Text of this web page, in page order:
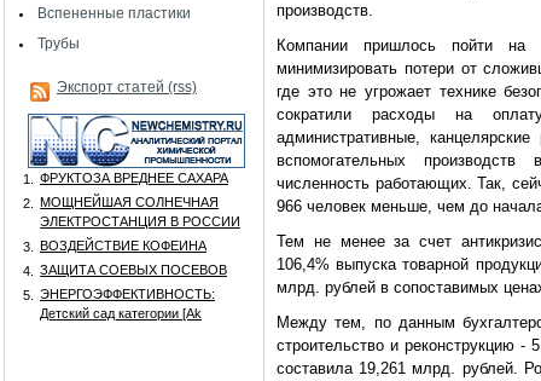
Вспененные пластики
Трубы
Экспорт статей (rss)
1.
ФРУКТОЗА ВРЕДНЕЕ САХАРА
2.
МОЩНЕЙШАЯ СОЛНЕЧНАЯ
ЭЛЕКТРОСТАНЦИЯ В РОССИИ
3.
ВОЗДЕЙСТВИЕ КОФЕИНА
4.
ЗАЩИТА СОЕВЫХ ПОСЕВОВ
5.
ЭНЕРГОЭФФЕКТИВНОСТЬ:
Детский сад категории [Аk
производств.
Компании пришлось пойти на
минимизировать потери от
где это не угрожает технике
сократили расходы на
административные,
вспомогательных
численность работающих. Так,
966 человек меньше, чем до
Тем не менее за счет
106,4% выпуска товарной
млрд. рублей в сопоставимых
Между тем, по данным
строительство и реконструкцию
составила 19,261 млрд. рублей.